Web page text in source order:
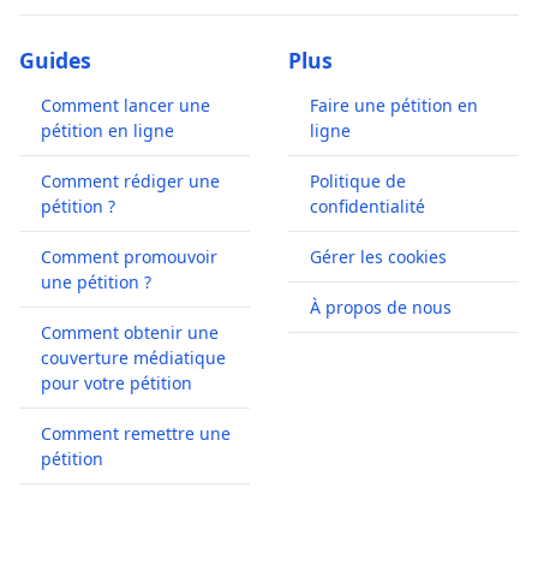
Guides
Comment lancer une
pétition en ligne
Comment rédiger une
pétition ?
Comment promouvoir
une pétition ?
Comment obtenir une
couverture médiatique
pour votre pétition
Comment remettre une
pétition
Plus
Faire une pétition en
ligne
Politique de
confidentialité
Gérer les cookies
À propos de nous